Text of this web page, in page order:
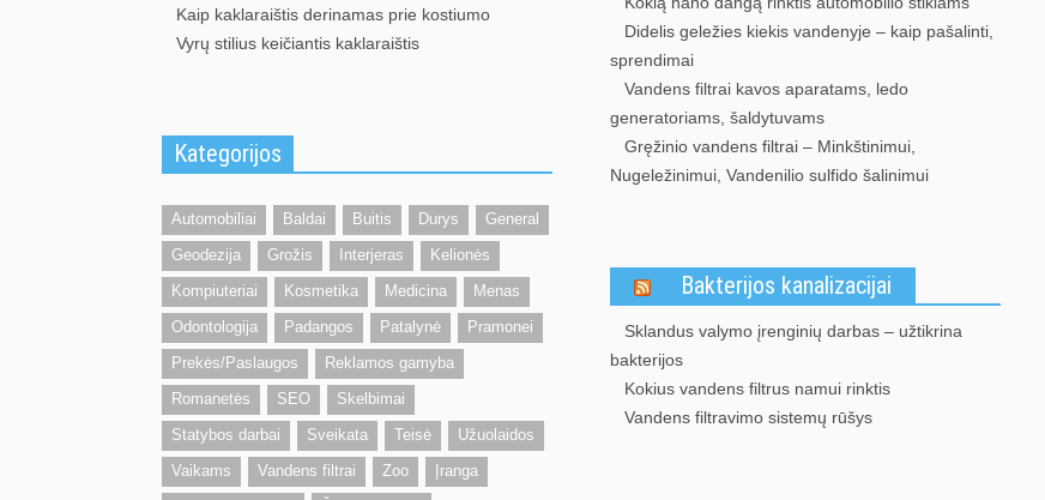
Kaip kaklaraištis derinamas prie kostiumo
Vyrų stilius keičiantis kaklaraištis
Kategorijos
Automobiliai Baldai Buitis Durys
General
Geodezija
Grožis Interjeras
Kelionės
Kompiuteriai
Kosmetika Medicina
Menas
Odontologija
Padangos Patalynė
Pramonei
Prekės/Paslaugos
Reklamos gamyba
Romanetės
SEO
Skelbimai
Statybos darbai
Sveikata Teisė
Užuolaidos
Vaikams
Vandens filtrai Zoo
Įranga
Didelis geležies kiekis vandenyje – kaip pašalinti,
sprendimai
Vandens filtrai kavos aparatams, ledo
generatoriams, šaldytuvams
Gręžinio vandens filtrai – Minkštinimui,
Nugeležinimui, Vandenilio sulfido šalinimui
Bakterijos kanalizacijai
Sklandus valymo įrenginių darbas – užtikrina
bakterijos
Kokius vandens filtrus namui rinktis
Vandens filtravimo sistemų rūšys